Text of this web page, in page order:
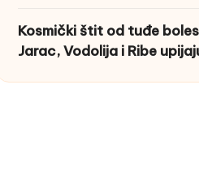
Kosmički štit od tuđe
Jarac, Vodolija i Ribe